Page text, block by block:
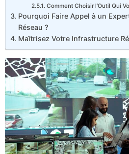
Comment Choisir l’Outil Qui
Pourquoi Faire Appel à un
Réseau ?
Maîtrisez Votre Infrastructure